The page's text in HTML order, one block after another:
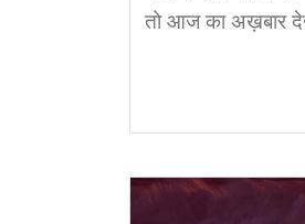
तो आज का अख़बार